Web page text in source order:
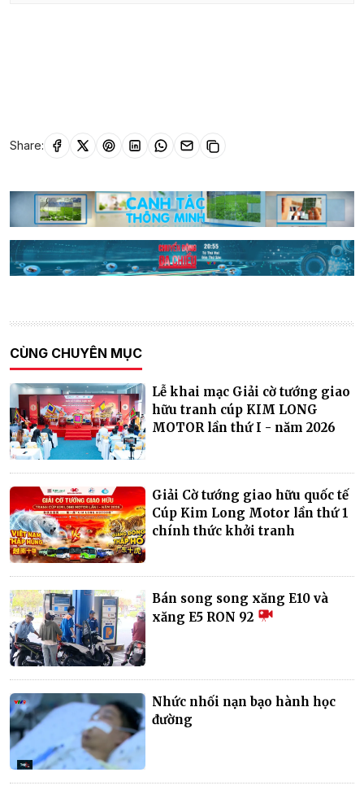
Share:
CÙNG CHUYÊN MỤC
Lễ khai mạc Giải cờ tướng giao
hữu tranh cúp KIM LONG
MOTOR lần thứ I - năm 2026
Giải Cờ tướng giao hữu quốc tế
Cúp Kim Long Motor lần thứ 1
chính thức khởi tranh
Bán song song xăng E10 và
xăng E5 RON 92
Nhức nhối nạn bạo hành học
đường